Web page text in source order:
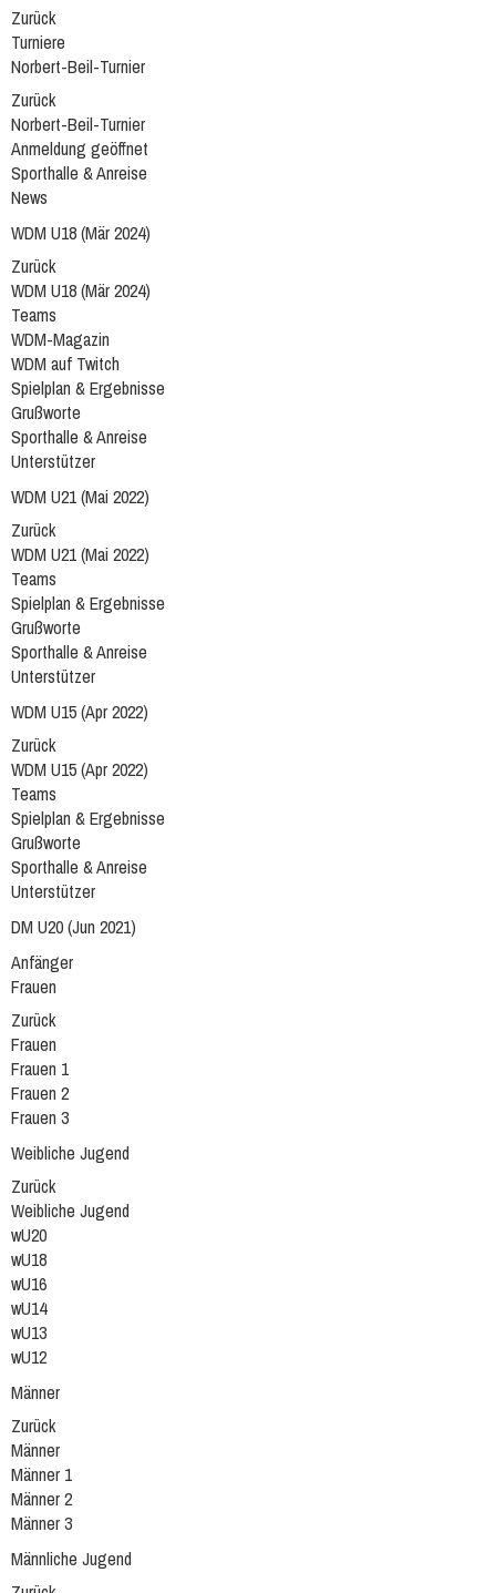
Zurück
Turniere
Norbert-Beil-Turnier
Zurück
Norbert-Beil-Turnier
Anmeldung geöffnet
Sporthalle & Anreise
News
WDM U18 (Mär 2024)
Zurück
WDM U18 (Mär 2024)
Teams
WDM-Magazin
WDM auf Twitch
Spielplan & Ergebnisse
Grußworte
Sporthalle & Anreise
Unterstützer
WDM U21 (Mai 2022)
Zurück
WDM U21 (Mai 2022)
Teams
Spielplan & Ergebnisse
Grußworte
Sporthalle & Anreise
Unterstützer
WDM U15 (Apr 2022)
Zurück
WDM U15 (Apr 2022)
Teams
Spielplan & Ergebnisse
Grußworte
Sporthalle & Anreise
Unterstützer
DM U20 (Jun 2021)
Anfänger
Frauen
Zurück
Frauen
Frauen 1
Frauen 2
Frauen 3
Weibliche Jugend
Zurück
Weibliche Jugend
wU20
wU18
wU16
wU14
wU13
wU12
Männer
Zurück
Männer
Männer 1
Männer 2
Männer 3
Männliche Jugend